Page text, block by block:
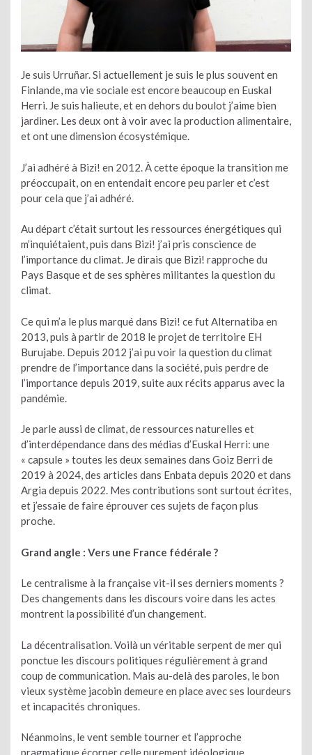
Je suis Urruñar. Si actuellement je suis le plus souvent en
Finlande, ma vie sociale est encore beaucoup en Euskal
Herri. Je suis halieute, et en dehors du boulot j’aime bien
jardiner. Les deux ont à voir avec la production alimentaire,
et ont une dimension écosystémique.
J’ai adhéré à Bizi! en 2012. À cette époque la transition me
préoccupait, on en entendait encore peu parler et c’est
pour cela que j’ai adhéré.
Au départ c’était surtout les ressources énergétiques qui
m’inquiétaient, puis dans Bizi! j’ai pris conscience de
l’importance du climat. Je dirais que Bizi! rapproche du
Pays Basque et de ses sphères militantes la question du
climat.
Ce qui m’a le plus marqué dans Bizi! ce fut Alternatiba en
2013, puis à partir de 2018 le projet de territoire EH
Burujabe. Depuis 2012 j’ai pu voir la question du climat
prendre de l’importance dans la société, puis perdre de
l’importance depuis 2019, suite aux récits apparus avec la
pandémie.
Je parle aussi de climat, de ressources naturelles et
d’interdépendance dans des médias d’Euskal Herri: une
« capsule » toutes les deux semaines dans Goiz Berri de
2019 à 2024, des articles dans Enbata depuis 2020 et dans
Argia depuis 2022. Mes contributions sont surtout écrites,
et j’essaie de faire éprouver ces sujets de façon plus
proche.
Grand angle : Vers une France fédérale ?
Le centralisme à la française vit-il ses derniers moments ?
Des changements dans les discours voire dans les actes
montrent la possibilité d’un changement.
La décentralisation. Voilà un véritable serpent de mer qui
ponctue les discours politiques régulièrement à grand
coup de communication. Mais au-delà des paroles, le bon
vieux système jacobin demeure en place avec ses lourdeurs
et incapacités chroniques.
Néanmoins, le vent semble tourner et l’approche
pragmatique écorner celle purement idéologique.